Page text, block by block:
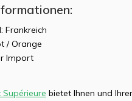
Frankreich
/ Orange
Import
Supérieure bietet Ihnen und